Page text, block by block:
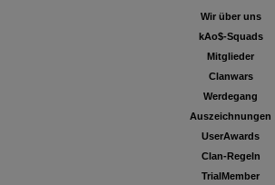
Wir über uns
kAo$-Squads
Mitglieder
Clanwars
Werdegang
Auszeichnungen
UserAwards
Clan-Regeln
TrialMember